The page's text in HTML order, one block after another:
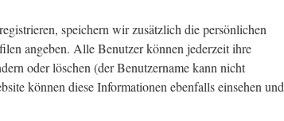
speichern wir zusätzlich die persönlichen
angeben. Alle Benutzer können jederzeit ihre
oder löschen (der Benutzername kann nicht
können diese Informationen ebenfalls einsehen und